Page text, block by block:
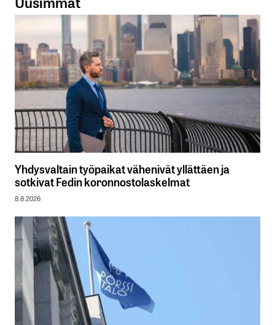
Yhdysvaltain työpaikat vähenivät yllättäen ja
sotkivat Fedin koronnostolaskelmat
8.8.2026